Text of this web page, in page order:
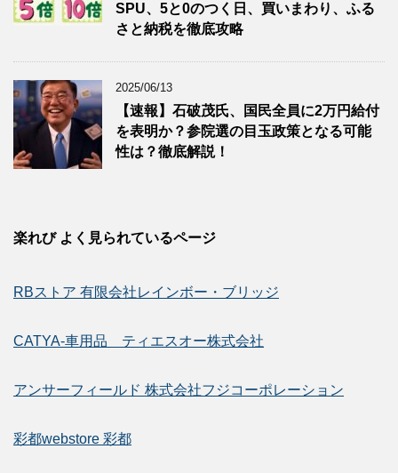
SPU、5と0のつく日、買いまわり、ふる
さと納税を徹底攻略
2025/06/13
【速報】石破茂氏、国民全員に2万円給付
を表明か？参院選の目玉政策となる可能
性は？徹底解説！
楽れび よく見られているページ
RBストア 有限会社レインボー・ブリッジ
CATYA-車用品 ティエスオー株式会社
アンサーフィールド 株式会社フジコーポレーション
彩都webstore 彩都